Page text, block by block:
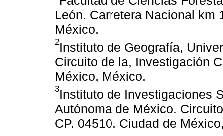
León. Carretera Nacional km
México.
2Instituto de Geografía,
Circuito de la, Investigación
México, México.
3Instituto de Investigaciones
Autónoma de México.
CP. 04510. Ciudad de